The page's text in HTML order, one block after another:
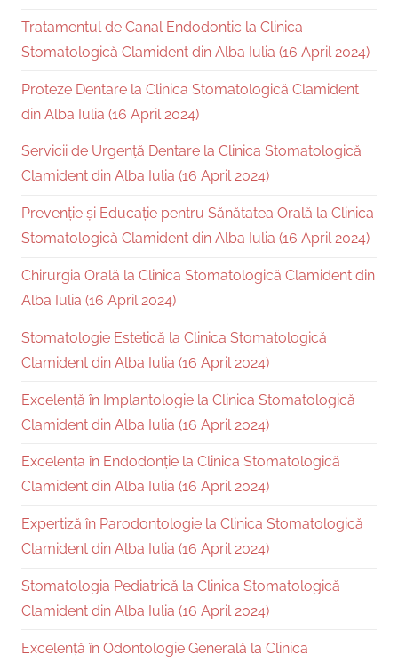
Tratamentul de Canal Endodontic la Clinica
Stomatologică Clamident din Alba Iulia (16 April 2024)
Proteze Dentare la Clinica Stomatologică Clamident
din Alba Iulia (16 April 2024)
Servicii de Urgență Dentare la Clinica Stomatologică
Clamident din Alba Iulia (16 April 2024)
Prevenție și Educație pentru Sănătatea Orală la Clinica
Stomatologică Clamident din Alba Iulia (16 April 2024)
Chirurgia Orală la Clinica Stomatologică Clamident din
Alba Iulia (16 April 2024)
Stomatologie Estetică la Clinica Stomatologică
Clamident din Alba Iulia (16 April 2024)
Excelență în Implantologie la Clinica Stomatologică
Clamident din Alba Iulia (16 April 2024)
Excelența în Endodonție la Clinica Stomatologică
Clamident din Alba Iulia (16 April 2024)
Expertiză în Parodontologie la Clinica Stomatologică
Clamident din Alba Iulia (16 April 2024)
Stomatologia Pediatrică la Clinica Stomatologică
Clamident din Alba Iulia (16 April 2024)
Excelență în Odontologie Generală la Clinica